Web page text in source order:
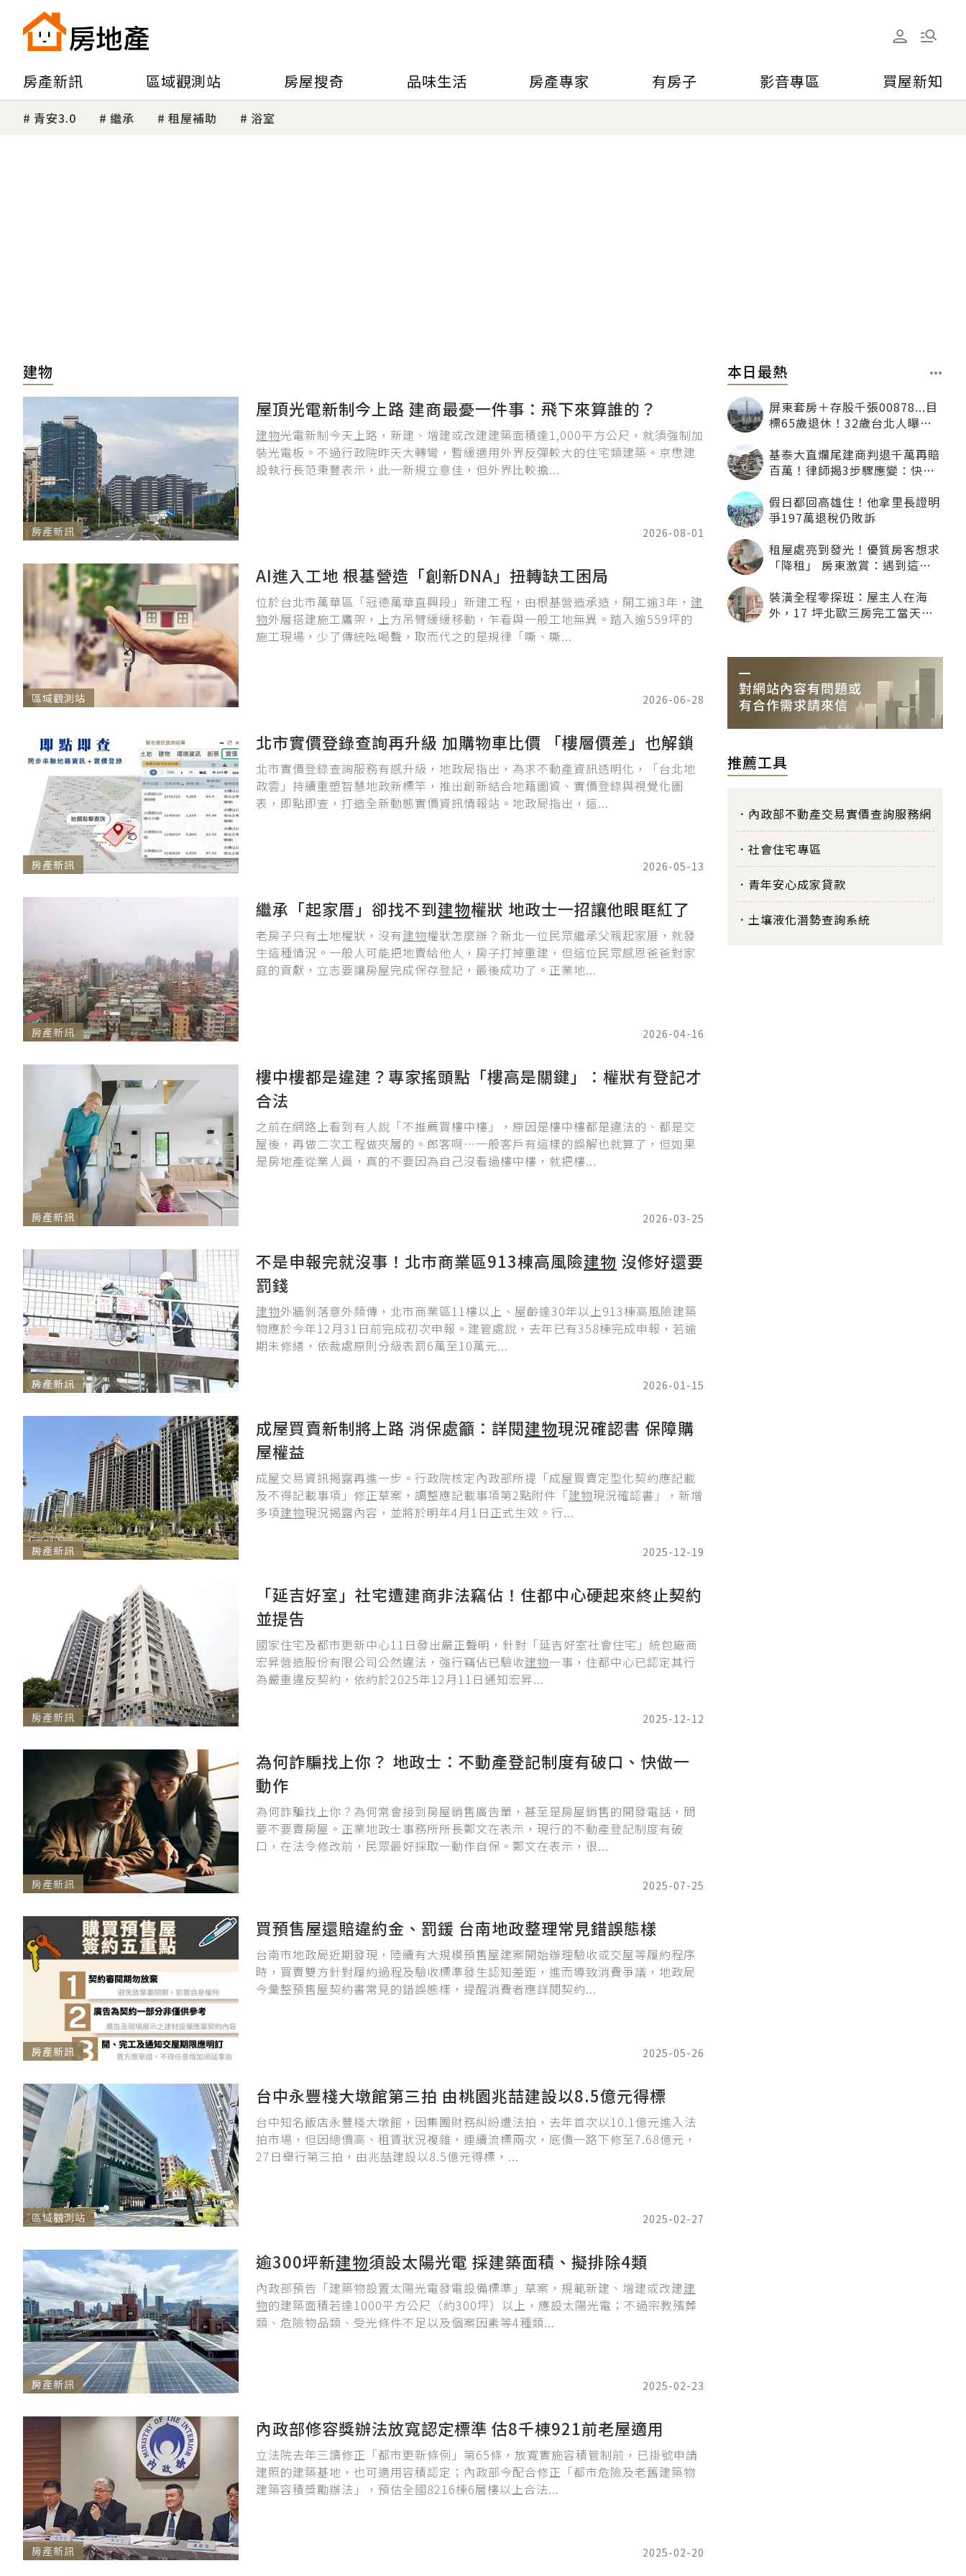
房產新訊 區域觀測站 房屋搜奇 品味生活 房產專家 有房子 影音專區 買屋新知
青安3.0 繼承 租屋補助 浴室
建物
房產新訊
屋頂光電新制今上路 建商最憂一件事：飛下來算誰的？
建物光電新制今天上路，新建、增建或改建建築面積達1,000平方公尺，就須強制加
裝光電板。不過行政院昨天大轉彎，暫緩適用外界反彈較大的住宅類建築。京懋建
設執行長范秉豐表示，此一新規立意佳，但外界比較擔...
2026-08-01
區域觀測站
AI進入工地 根基營造「創新DNA」扭轉缺工困局
位於台北市萬華區「冠德萬華直興段」新建工程，由根基營造承造，開工逾3年， 建
物外層搭建施工鷹架，上方吊臂緩緩移動，乍看與一般工地無異。踏入逾559坪的
施工現場，少了傳統吆喝聲，取而代之的是規律「嘶、嘶...
2026-06-28
房產新訊
北市實價登錄查詢再升級 加購物車比價 「樓層價差」也解鎖
北市實價登錄查詢服務有感升級，地政局指出，為求不動產資訊透明化，「台北地
政雲」持續重塑智慧地政新標竿，推出創新結合地籍圖資、實價登錄與視覺化圖
表，即點即查，打造全新動態實價資訊情報站。地政局指出，這...
2026-05-13
房產新訊
繼承「起家厝」卻找不到建物權狀 地政士一招讓他眼眶紅了
老房子只有土地權狀，沒有建物權狀怎麼辦？新北一位民眾繼承父親起家厝，就發
生這種情況。一般人可能把地賣給他人，房子打掉重建，但這位民眾感恩爸爸對家
庭的貢獻，立志要讓房屋完成保存登記，最後成功了。正業地...
2026-04-16
房產新訊
樓中樓都是違建？專家搖頭點「樓高是關鍵」：權狀有登記才
合法
之前在網路上看到有人說「不推薦買樓中樓」，原因是樓中樓都是違法的、都是交
屋後，再做二次工程做夾層的。郎客啊⋯一般客戶有這樣的誤解也就算了，但如果
是房地產從業人員，真的不要因為自己沒看過樓中樓，就把樓...
2026-03-25
房產新訊
不是申報完就沒事！北市商業區913棟高風險建物 沒修好還要
罰錢
建物外牆剝落意外頻傳，北市商業區11樓以上、屋齡達30年以上913棟高風險建築
物應於今年12月31日前完成初次申報。建管處說，去年已有358棟完成申報，若逾
期未修繕，依裁處原則分級表罰6萬至10萬元...
2026-01-15
房產新訊
成屋買賣新制將上路 消保處籲：詳閱建物現況確認書 保障購
屋權益
成屋交易資訊揭露再進一步。行政院核定內政部所提「成屋買賣定型化契約應記載
及不得記載事項」修正草案，調整應記載事項第2點附件「建物現況確認書」，新增
多項建物現況揭露內容，並將於明年4月1日正式生效。行...
2025-12-19
房產新訊
「延吉好室」社宅遭建商非法竊佔！住都中心硬起來終止契約
並提告
國家住宅及都市更新中心11日發出嚴正聲明，針對「延吉好室社會住宅」統包廠商
宏昇營造股份有限公司公然違法，強行竊佔已驗收建物一事，住都中心已認定其行
為嚴重違反契約，依約於2025年12月11日通知宏昇...
2025-12-12
房產新訊
為何詐騙找上你？ 地政士：不動產登記制度有破口、快做一
動作
為何詐騙找上你？為何常會接到房屋銷售廣告單，甚至是房屋銷售的開發電話，問
要不要賣房屋。正業地政士事務所所長鄭文在表示，現行的不動產登記制度有破
口，在法令修改前，民眾最好採取一動作自保。鄭文在表示，很...
2025-07-25
房產新訊
買預售屋還賠違約金、罰鍰 台南地政整理常見錯誤態樣
台南市地政局近期發現，陸續有大規模預售屋建案開始辦理驗收或交屋等履約程序
時，買賣雙方針對履約過程及驗收標準發生認知差距，進而導致消費爭議，地政局
今彙整預售屋契約書常見的錯誤態樣，提醒消費者應詳閱契約...
2025-05-26
區域觀測站
台中永豐棧大墩館第三拍 由桃園兆喆建設以8.5億元得標
台中知名飯店永豐棧大墩館，因集團財務糾紛遭法拍，去年首次以10.1億元進入法
拍市場，但因總價高、租賃狀況複雜，連續流標兩次，底價一路下修至7.68億元，
27日舉行第三拍，由兆喆建設以8.5億元得標，...
2025-02-27
房產新訊
逾300坪新建物須設太陽光電 採建築面積、擬排除4類
內政部預告「建築物設置太陽光電發電設備標準」草案，規範新建、增建或改建建
物的建築面積若達1000平方公尺（約300坪）以上，應設太陽光電；不過宗教殯葬
類、危險物品類、受光條件不足以及個案因素等4種類...
2025-02-23
房產新訊
內政部修容獎辦法放寬認定標準 估8千棟921前老屋適用
立法院去年三讀修正「都市更新條例」第65條，放寬實施容積管制前，已掛號申請
建照的建築基地，也可適用容積認定；內政部今配合修正「都市危險及老舊建築物
建築容積獎勵辦法」，預估全國8216棟6層樓以上合法...
2025-02-20
本日最熱
屏東套房＋存股千張00878...目
標65歲退休！32歲台北人曝：
基泰大直爛尾建商判退千萬再賠
百萬！律師揭3步驟應變：快通
假日都回高雄住！他拿里長證明
爭197萬退稅仍敗訴
租屋處亮到發光！優質房客想求
「降租」 房東激賞：遇到這種
裝潢全程零探班：屋主人在海
外，17 坪北歐三房完工當天才
推薦工具
內政部不動產交易實價查詢服務網
社會住宅專區
青年安心成家貸款
土壤液化潛勢查詢系統